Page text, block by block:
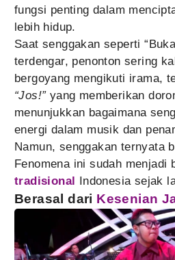
fungsi penting dalam
lebih hidup.
Saat senggakan seperti
terdengar, penonton sering
bergoyang mengikuti irama,
“Jos!”yang memberikan
menunjukkan bagaimana
energi dalam musik dan
Namun, senggakan ternyata
Fenomena ini sudah menjadi
tradisional Indonesia sejak
Berasal dari Kesenian